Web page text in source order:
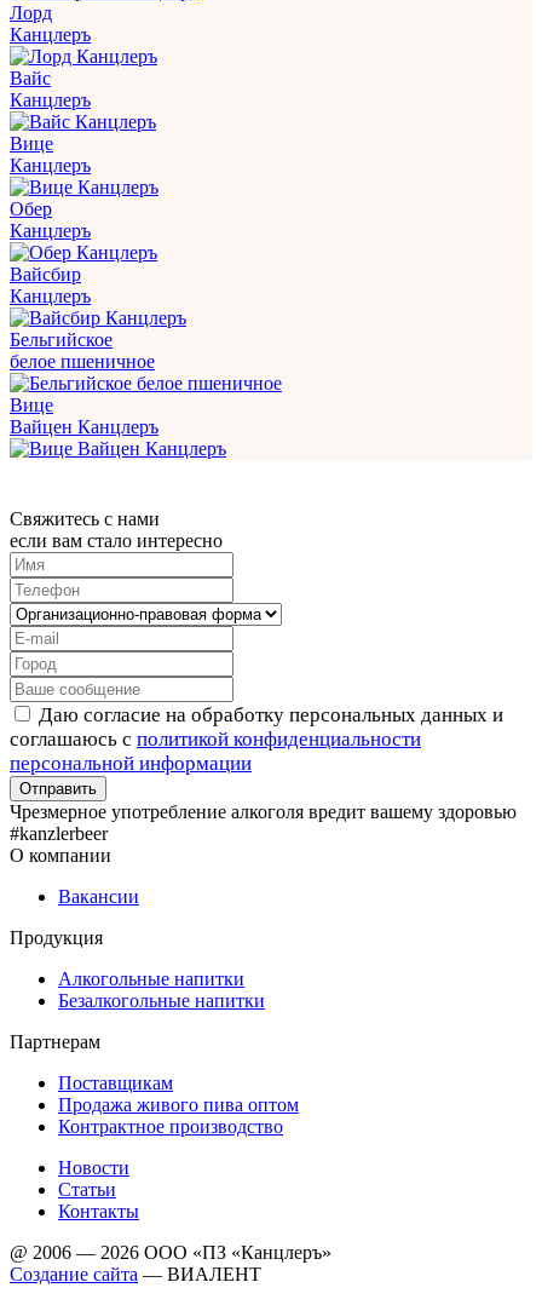
Лорд
Канцлеръ
Вайс
Канцлеръ
Вице
Канцлеръ
Обер
Канцлеръ
Вайсбир
Канцлеръ
Бельгийское
белое пшеничное
Вице
Вайцен Канцлеръ
Свяжитесь с нами
если вам стало интересно
Даю согласие на обработку персональных данных и
соглашаюсь с политикой конфиденциальности
персональной информации
Чрезмерное употребление алкоголя вредит вашему здоровью
#kanzlerbeer
О компании
Вакансии
Продукция
Алкогольные напитки
Безалкогольные напитки
Партнерам
Поставщикам
Продажа живого пива оптом
Контрактное производство
Новости
Статьи
Контакты
@ 2006 — 2026 ООО «ПЗ «Канцлеръ»
Создание сайта — ВИАЛЕНТ